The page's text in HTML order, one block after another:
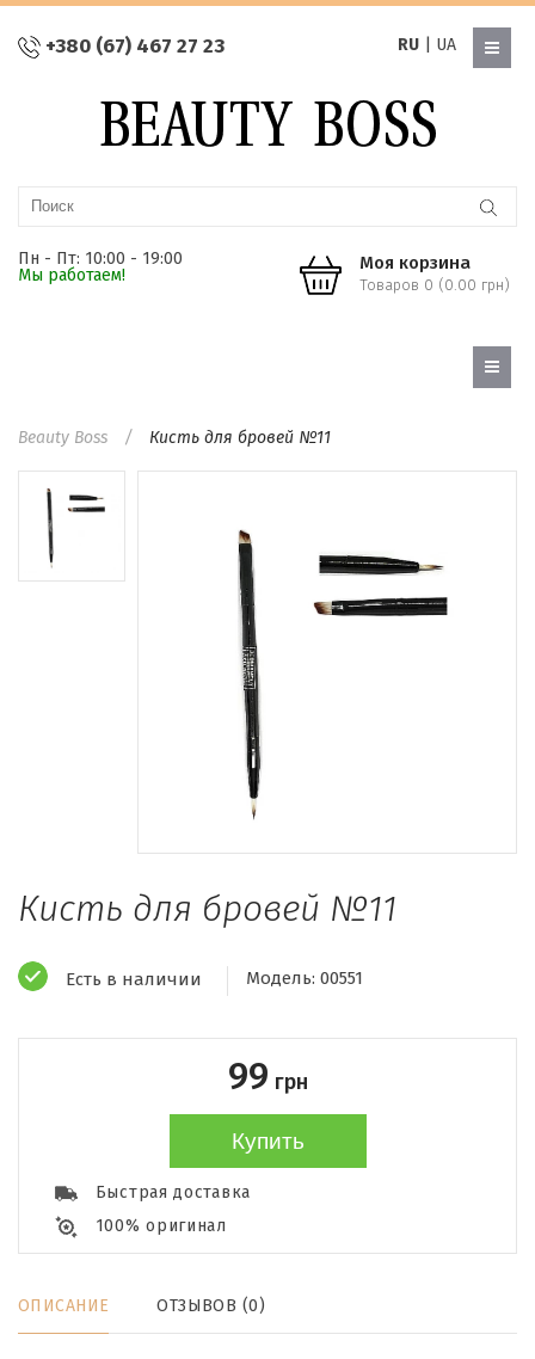
+380 (67) 467 27 23 RU| UA
Пн - Пт: 10:00 - 19:00
Мы работаем!
Моя корзина
Товаров 0 (0.00 грн)
Beauty Boss Кисть для бровей №11
Кисть для бровей №11
Есть в наличии Модель: 00551
99 грн
Купить
Быстрая доставка
100% оригинал
ОПИСАНИЕ ОТЗЫВОВ (0)